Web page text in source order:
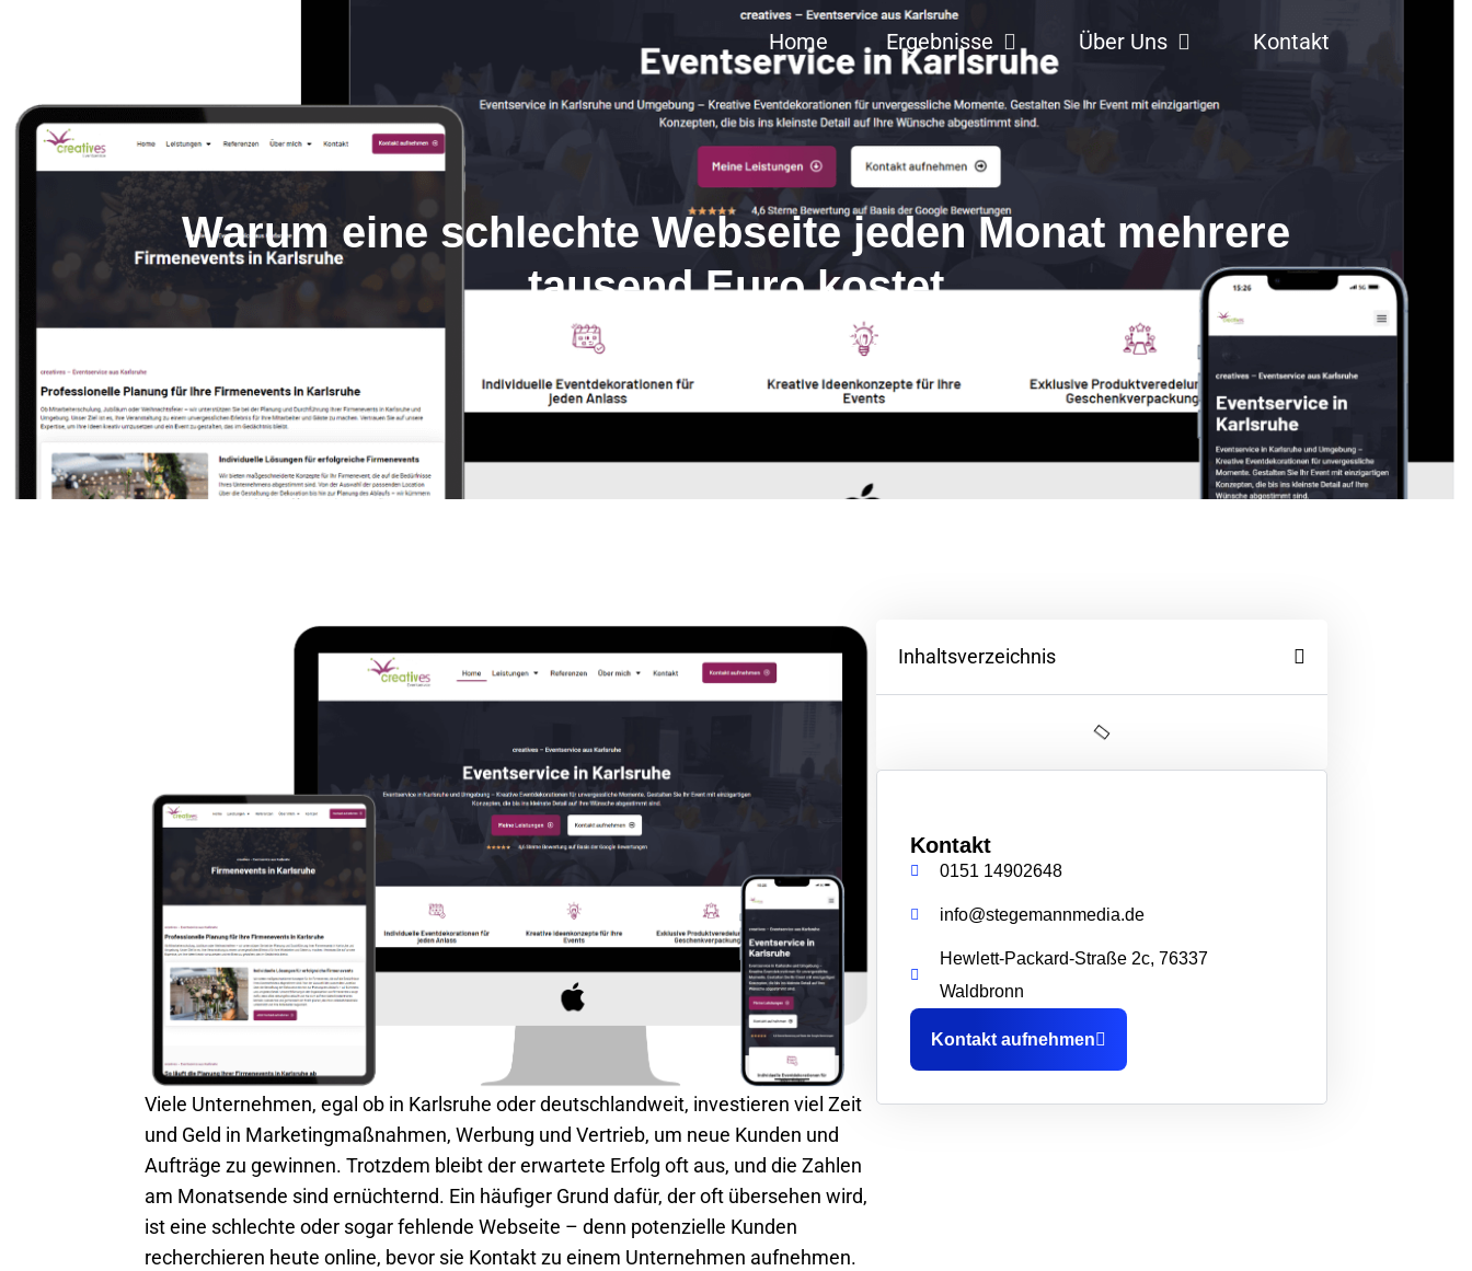
Home Ergebnisse Über Uns Kontakt
Warum eine schlechte Webseite jeden Monat mehrere
tausend Euro kostet
09/06/2025
Viele Unternehmen, egal ob in Karlsruhe oder deutschlandweit, investieren viel Zeit
und Geld in Marketingmaßnahmen, Werbung und Vertrieb, um neue Kunden und
Aufträge zu gewinnen. Trotzdem bleibt der erwartete Erfolg oft aus, und die Zahlen
am Monatsende sind ernüchternd. Ein häufiger Grund dafür, der oft übersehen wird,
ist eine schlechte oder sogar fehlende Webseite – denn potenzielle Kunden
recherchieren heute online, bevor sie Kontakt zu einem Unternehmen aufnehmen.
Inhaltsverzeichnis
Kontakt
0151 14902648
info@stegemannmedia.de
Hewlett-Packard-Straße 2c, 76337
Waldbronn
Kontakt aufnehmen